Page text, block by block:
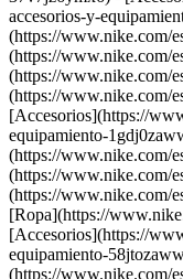
accesorios-y-
(https://www.nike.com/
(https://www.nike.com/
(https://www.nike.com/
(https://www.nike.com/
[Accesorios](https://
equipamiento-
(https://www.nike.com/
(https://www.nike.com/
(https://www.nike.com/
[Ropa](https://
[Accesorios](https://
equipamiento-
(https://www.nike.com/